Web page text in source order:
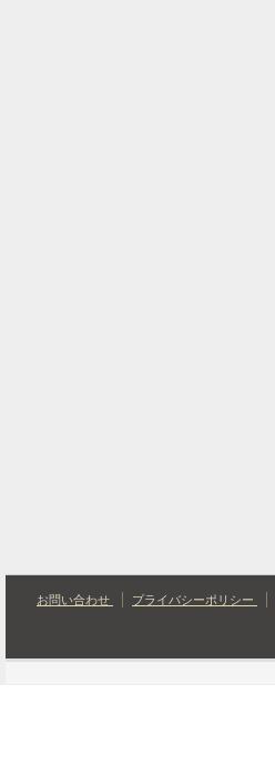
お問い合わせ プライバシーポリシー